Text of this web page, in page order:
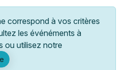
correspond à vos critères
les événéments à
ou utilisez notre
Ce week-end Autre